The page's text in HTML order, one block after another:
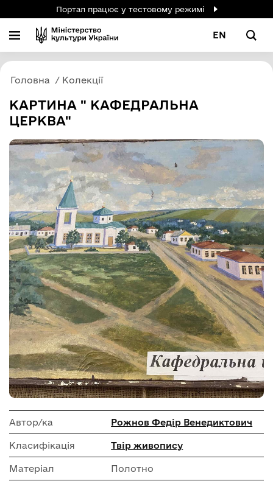
Портал працює у тестовому режимі
EN
Головна Колекції
КАРТИНА " КАФЕДРАЛЬНА
ЦЕРКВА"
Автор/ка Рожнов Федір Венедиктович
Класифікація Твір живопису
Матеріал Полотно